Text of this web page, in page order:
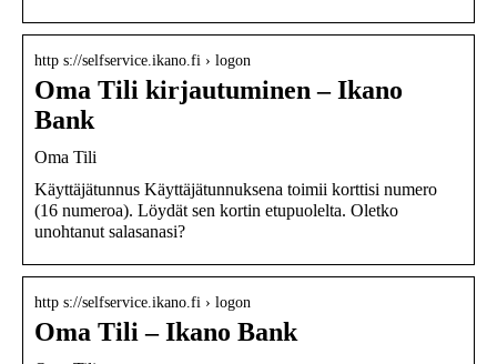
http s://selfservice.ikano.fi › logon
Oma Tili kirjautuminen – Ikano
Bank
Oma Tili
Käyttäjätunnus Käyttäjätunnuksena toimii korttisi numero
(16 numeroa). Löydät sen kortin etupuolelta. Oletko
unohtanut salasanasi?
http s://selfservice.ikano.fi › logon
Oma Tili – Ikano Bank